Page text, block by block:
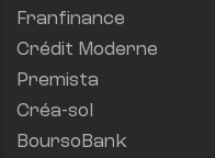
Franfinance
Crédit Moderne
Premista
Créa-sol
BoursoBank